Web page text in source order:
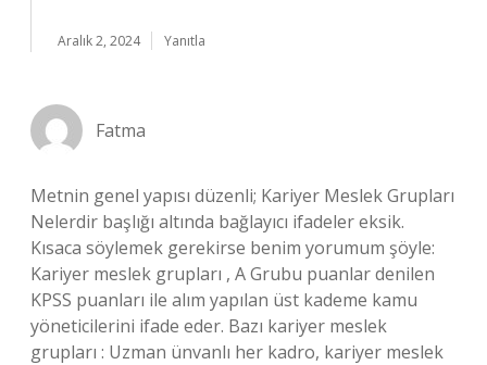
Aralık 2, 2024 Yanıtla
Fatma
Metnin genel yapısı düzenli; Kariyer Meslek Grupları
Nelerdir başlığı altında bağlayıcı ifadeler eksik.
Kısaca söylemek gerekirse benim yorumum şöyle:
Kariyer meslek grupları , A Grubu puanlar denilen
KPSS puanları ile alım yapılan üst kademe kamu
yöneticilerini ifade eder. Bazı kariyer meslek
grupları : Uzman ünvanlı her kadro, kariyer meslek